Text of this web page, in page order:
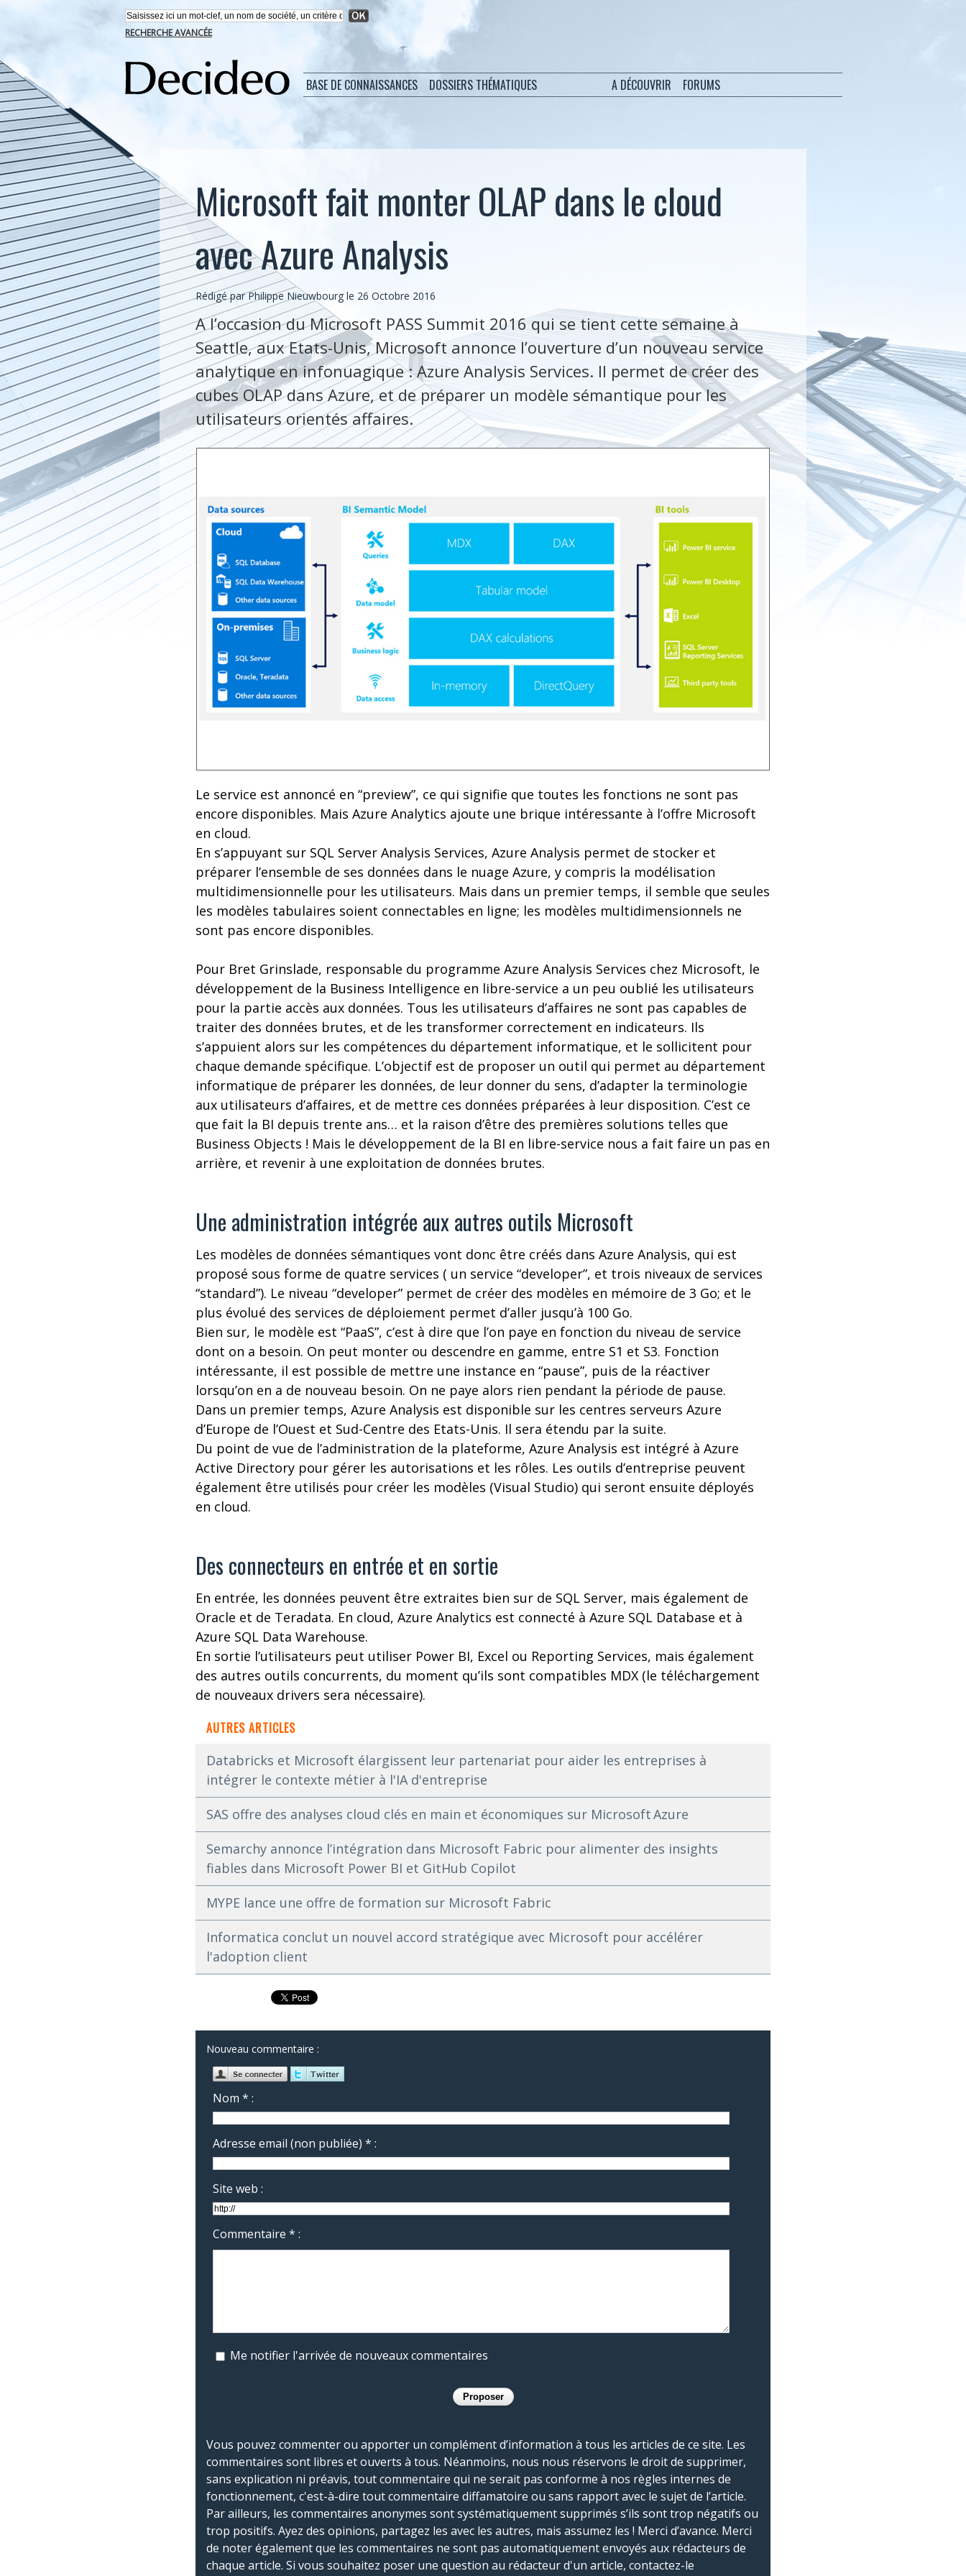
RECHERCHE AVANCÉE
BASE DE CONNAISSANCES DOSSIERS THÉMATIQUES A DÉCOUVRIR FORUMS
Microsoft fait monter OLAP dans le cloud
avec Azure Analysis
Rédigé parPhilippe Nieuwbourgle 26 Octobre 2016
A l’occasion du Microsoft PASS Summit 2016 qui se tient cette semaine à
Seattle, aux Etats-Unis, Microsoft annonce l’ouverture d’un nouveau service
analytique en infonuagique : Azure Analysis Services. Il permet de créer des
cubes OLAP dans Azure, et de préparer un modèle sémantique pour les
utilisateurs orientés affaires.
Le service est annoncé en “preview”, ce qui signifie que toutes les fonctions ne sont pas
encore disponibles. Mais Azure Analytics ajoute une brique intéressante à l’offre Microsoft
en cloud.
En s’appuyant sur SQL Server Analysis Services, Azure Analysis permet de stocker et
préparer l’ensemble de ses données dans le nuage Azure, y compris la modélisation
multidimensionnelle pour les utilisateurs. Mais dans un premier temps, il semble que seules
les modèles tabulaires soient connectables en ligne; les modèles multidimensionnels ne
sont pas encore disponibles.
Pour Bret Grinslade, responsable du programme Azure Analysis Services chez Microsoft, le
développement de la Business Intelligence en libre-service a un peu oublié les utilisateurs
pour la partie accès aux données. Tous les utilisateurs d’affaires ne sont pas capables de
traiter des données brutes, et de les transformer correctement en indicateurs. Ils
s’appuient alors sur les compétences du département informatique, et le sollicitent pour
chaque demande spécifique. L’objectif est de proposer un outil qui permet au département
informatique de préparer les données, de leur donner du sens, d’adapter la terminologie
aux utilisateurs d’affaires, et de mettre ces données préparées à leur disposition. C’est ce
que fait la BI depuis trente ans… et la raison d’être des premières solutions telles que
Business Objects ! Mais le développement de la BI en libre-service nous a fait faire un pas en
arrière, et revenir à une exploitation de données brutes.
Une administration intégrée aux autres outils Microsoft
Les modèles de données sémantiques vont donc être créés dans Azure Analysis, qui est
proposé sous forme de quatre services ( un service “developer”, et trois niveaux de services
“standard”). Le niveau “developer” permet de créer des modèles en mémoire de 3 Go; et le
plus évolué des services de déploiement permet d’aller jusqu’à 100 Go.
Bien sur, le modèle est “PaaS”, c’est à dire que l’on paye en fonction du niveau de service
dont on a besoin. On peut monter ou descendre en gamme, entre S1 et S3. Fonction
intéressante, il est possible de mettre une instance en “pause”, puis de la réactiver
lorsqu’on en a de nouveau besoin. On ne paye alors rien pendant la période de pause.
Dans un premier temps, Azure Analysis est disponible sur les centres serveurs Azure
d’Europe de l’Ouest et Sud-Centre des Etats-Unis. Il sera étendu par la suite.
Du point de vue de l’administration de la plateforme, Azure Analysis est intégré à Azure
Active Directory pour gérer les autorisations et les rôles. Les outils d’entreprise peuvent
également être utilisés pour créer les modèles (Visual Studio) qui seront ensuite déployés
en cloud.
Des connecteurs en entrée et en sortie
En entrée, les données peuvent être extraites bien sur de SQL Server, mais également de
Oracle et de Teradata. En cloud, Azure Analytics est connecté à Azure SQL Database et à
Azure SQL Data Warehouse.
En sortie l’utilisateurs peut utiliser Power BI, Excel ou Reporting Services, mais également
des autres outils concurrents, du moment qu’ils sont compatibles MDX (le téléchargement
de nouveaux drivers sera nécessaire).
AUTRES ARTICLES
Databricks et Microsoft élargissent leur partenariat pour aider les entreprises à
intégrer le contexte métier à l'IA d'entreprise
SAS offre des analyses cloud clés en main et économiques sur Microsoft Azure
Semarchy annonce l’intégration dans Microsoft Fabric pour alimenter des insights
fiables dans Microsoft Power BI et GitHub Copilot
MYPE lance une offre de formation sur Microsoft Fabric
Informatica conclut un nouvel accord stratégique avec Microsoft pour accélérer
l'adoption client
Nouveau commentaire :
Nom * :
Adresse email (non publiée) * :
Site web :
Commentaire * :
Me notifier l'arrivée de nouveaux commentaires
Vous pouvez commenter ou apporter un complément d’information à tous les articles de ce site. Les
commentaires sont libres et ouverts à tous. Néanmoins, nous nous réservons le droit de supprimer,
sans explication ni préavis, tout commentaire qui ne serait pas conforme à nos règles internes de
fonctionnement, c'est-à-dire tout commentaire diffamatoire ou sans rapport avec le sujet de l’article.
Par ailleurs, les commentaires anonymes sont systématiquement supprimés s’ils sont trop négatifs ou
trop positifs. Ayez des opinions, partagez les avec les autres, mais assumez les ! Merci d’avance. Merci
de noter également que les commentaires ne sont pas automatiquement envoyés aux rédacteurs de
chaque article. Si vous souhaitez poser une question au rédacteur d'un article, contactez-le